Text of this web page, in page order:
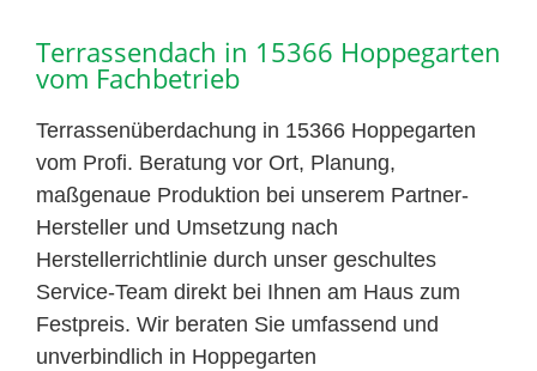
Terrassendach in 15366 Hoppegarten
vom Fachbetrieb
Terrassenüberdachung in 15366 Hoppegarten
vom Profi. Beratung vor Ort, Planung,
maßgenaue Produktion bei unserem Partner-
Hersteller und Umsetzung nach
Herstellerrichtlinie durch unser geschultes
Service-Team direkt bei Ihnen am Haus zum
Festpreis. Wir beraten Sie umfassend und
unverbindlich in Hoppegarten